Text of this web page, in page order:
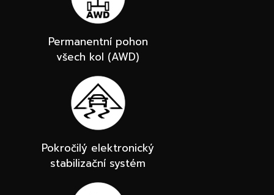
Permanentní pohon
všech kol (AWD)
Pokročilý elektronický
stabilizační systém